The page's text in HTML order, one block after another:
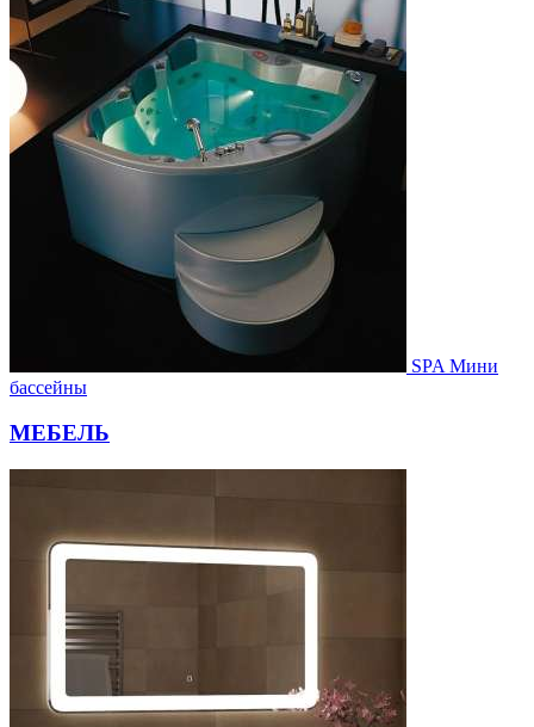
SPA Мини
бассейны
МЕБЕЛЬ